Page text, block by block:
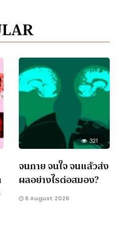
321
จนกาย จนใจ จนแล้วส่ง
ผลอย่างไรต่อสมอง?
6 August 2026